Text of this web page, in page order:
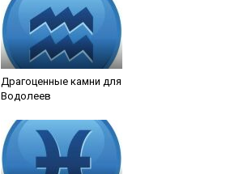
Драгоценные камни для
Водолеев